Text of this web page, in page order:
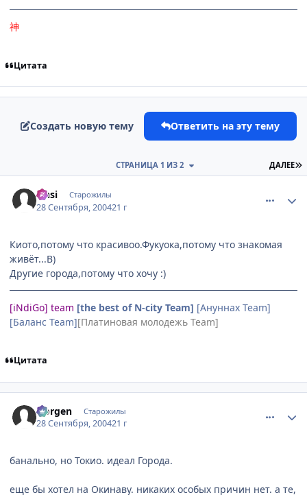
神
Цитата
Создать новую тему Ответить на эту тему
ДАЛЕЕ
СТРАНИЦА 1 ИЗ 2
Onsi Старожилы
28 Сентября, 200421 г
Киото,потому что красивоо.Фукуока,потому что знакомая
живёт...B)
Другие города,потому что хочу :)
[iNdiGo] team [the best of N-city Team] [Ануннах Team]
[Баланс Team][Платиновая молодежь Team]
Цитата
Norgen Старожилы
28 Сентября, 200421 г
банально, но Токио. идеал Города.
еще бы хотел на Окинаву. никаких особых причин нет. а те,